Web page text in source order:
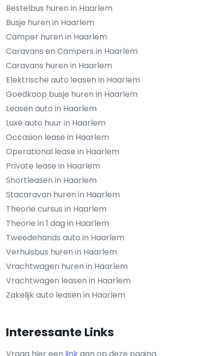
Bestelbus huren in Haarlem
Busje huren in Haarlem
Camper huren in Haarlem
Caravans en Campers in Haarlem
Caravans huren in Haarlem
Elektrische auto leasen in Haarlem
Goedkoop busje huren in Haarlem
Leasen auto in Haarlem
Luxe auto huur in Haarlem
Occasion lease in Haarlem
Operational lease in Haarlem
Private lease in Haarlem
Shortleasen in Haarlem
Stacaravan huren in Haarlem
Theorie cursus in Haarlem
Theorie in 1 dag in Haarlem
Tweedehands auto in Haarlem
Verhuisbus huren in Haarlem
Vrachtwagen huren in Haarlem
Vrachtwagen leasen in Haarlem
Zakelijk auto leasen in Haarlem
Interessante Links